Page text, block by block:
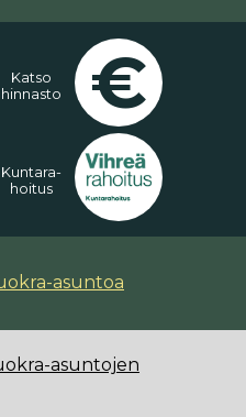
Katso
hinnasto
€
Kun­ta­ra­
hoi­tus
asuntoa
asuntojen